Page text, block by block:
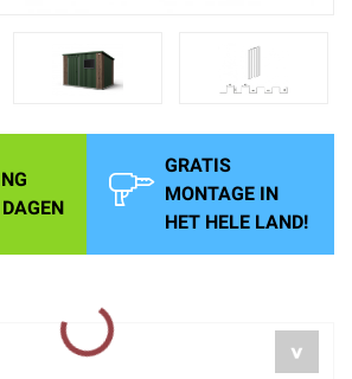
GRATIS
MONTAGE IN
HET HELE LAND!